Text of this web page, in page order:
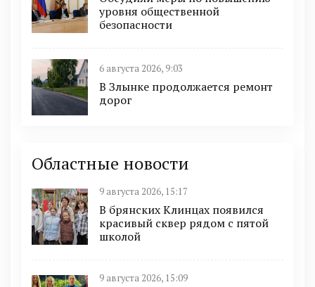
уровня общественной
безопасности
6 августа 2026, 9:03
В Злынке продолжается ремонт
дорог
Областные новости
9 августа 2026, 15:17
В брянских Клинцах появился
красивый сквер рядом с пятой
школой
9 августа 2026, 15:09